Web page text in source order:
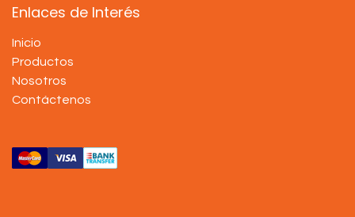
Enlaces de Interés
Inicio
Productos
Nosotros
Contáctenos